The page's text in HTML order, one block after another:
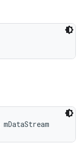
mDataStream